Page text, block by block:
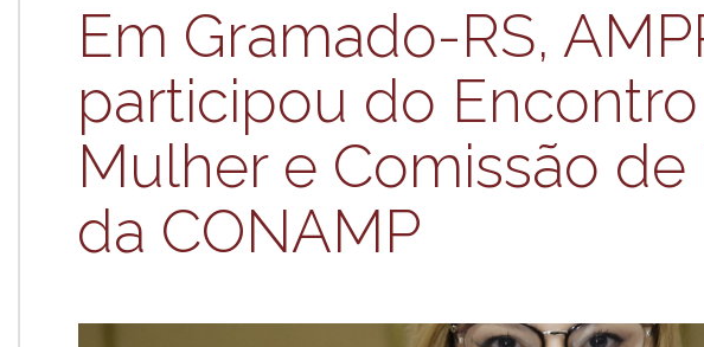
Em Gramado-RS,
participou do
Mulher e Comissão
da CONAMP